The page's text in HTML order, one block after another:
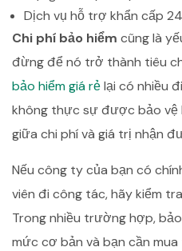
Dịch vụ hỗ trợ khẩn cấp
Chi phí bảo hiểm cũng là
đừng để nó trở thành tiêu
bảo hiểm giá rẻlại có nhiều
không thực sự được bảo vệ
giữa chi phí và giá trị nhận
Nếu công ty của bạn có
viên đi công tác, hãy kiểm
Trong nhiều trường hợp,
mức cơ bản và bạn cần